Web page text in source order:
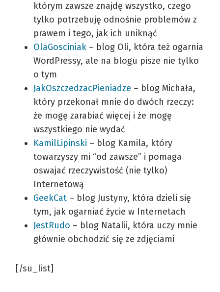
którym zawsze znajdę wszystko, czego
tylko potrzebuję odnośnie problemów z
prawem i tego, jak ich uniknąć
OlaGosciniak – blog Oli, która też ogarnia
WordPressy, ale na blogu pisze nie tylko
o tym
JakOszczedzacPieniadze – blog Michała,
który przekonał mnie do dwóch rzeczy:
że mogę zarabiać więcej i że mogę
wszystkiego nie wydać
KamilLipinski – blog Kamila, który
towarzyszy mi “od zawsze” i pomaga
oswajać rzeczywistość (nie tylko)
Internetową
GeekCat – blog Justyny, która dzieli się
tym, jak ogarniać życie w Internetach
JestRudo – blog Natalii, która uczy mnie
głównie obchodzić się ze zdjęciami
[/su_list]